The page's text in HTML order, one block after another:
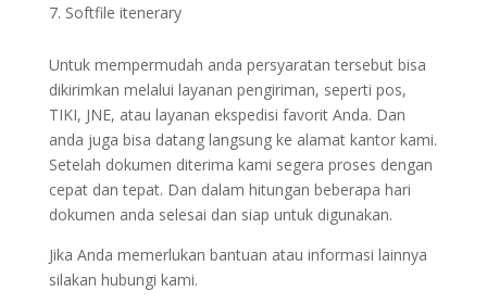
Softfile itenerary
Untuk mempermudah anda persyaratan tersebut bisa
dikirimkan melalui layanan pengiriman, seperti pos,
TIKI, JNE, atau layanan ekspedisi favorit Anda. Dan
anda juga bisa datang langsung ke alamat kantor kami.
Setelah dokumen diterima kami segera proses dengan
cepat dan tepat. Dan dalam hitungan beberapa hari
dokumen anda selesai dan siap untuk digunakan.
Jika Anda memerlukan bantuan atau informasi lainnya
silakan hubungi kami.